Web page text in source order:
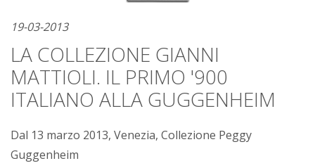
19-03-2013
LA COLLEZIONE GIANNI
MATTIOLI. IL PRIMO '900
ITALIANO ALLA GUGGENHEIM
Dal 13 marzo 2013, Venezia, Collezione Peggy
Guggenheim